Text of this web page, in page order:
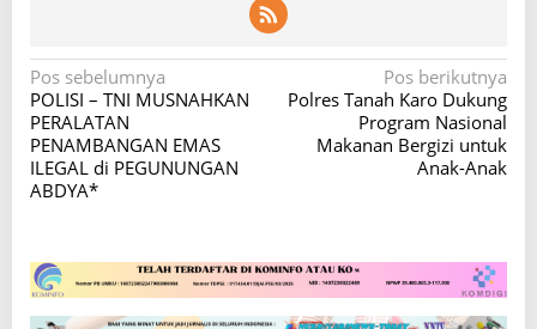
N
a
v
i
s
i
Pos sebelumnya
POLISI – TNI MUSNAHKAN
PERALATAN
PENAMBANGAN EMAS
ILEGAL di PEGUNUNGAN
ABDYA*
Pos berikutnya
Polres Tanah Karo Dukung
Program Nasional
Makanan Bergizi untuk
Anak-Anak